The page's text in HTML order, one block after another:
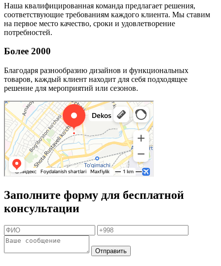
Наша квалифицированная команда предлагает решения,
соответствующие требованиям каждого клиента. Мы ставим
на первое место качество, сроки и удовлетворение
потребностей.
Более 2000
Благодаря разнообразию дизайнов и функциональных
товаров, каждый клиент находит для себя подходящее
решение для мероприятий или сезонов.
Заполните форму для бесплатной
консультации
Отправить